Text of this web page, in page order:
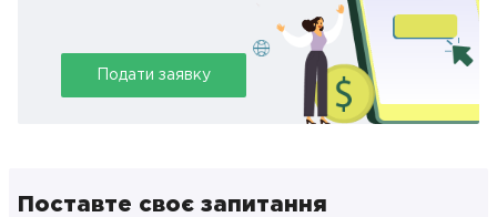
Подати заявку
Поставте своє запитання